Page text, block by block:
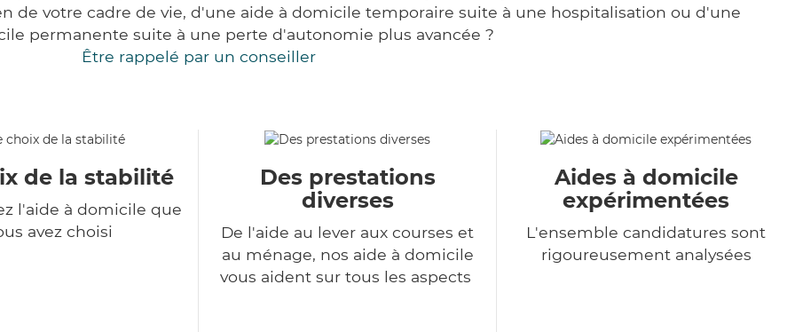
de votre cadre de vie, d'une aide à domicile temporaire suite à une hospitalisation ou d'une
permanente suite à une perte d'autonomie plus avancée ?
Être rappelé par un conseiller
de la stabilité
l'aide à domicile que
avez choisi
Des prestations
diverses
De l'aide au lever aux courses et
au ménage, nos aide à domicile
vous aident sur tous les aspects
Aides à domicile
expérimentées
L'ensemble candidatures sont
rigoureusement analysées